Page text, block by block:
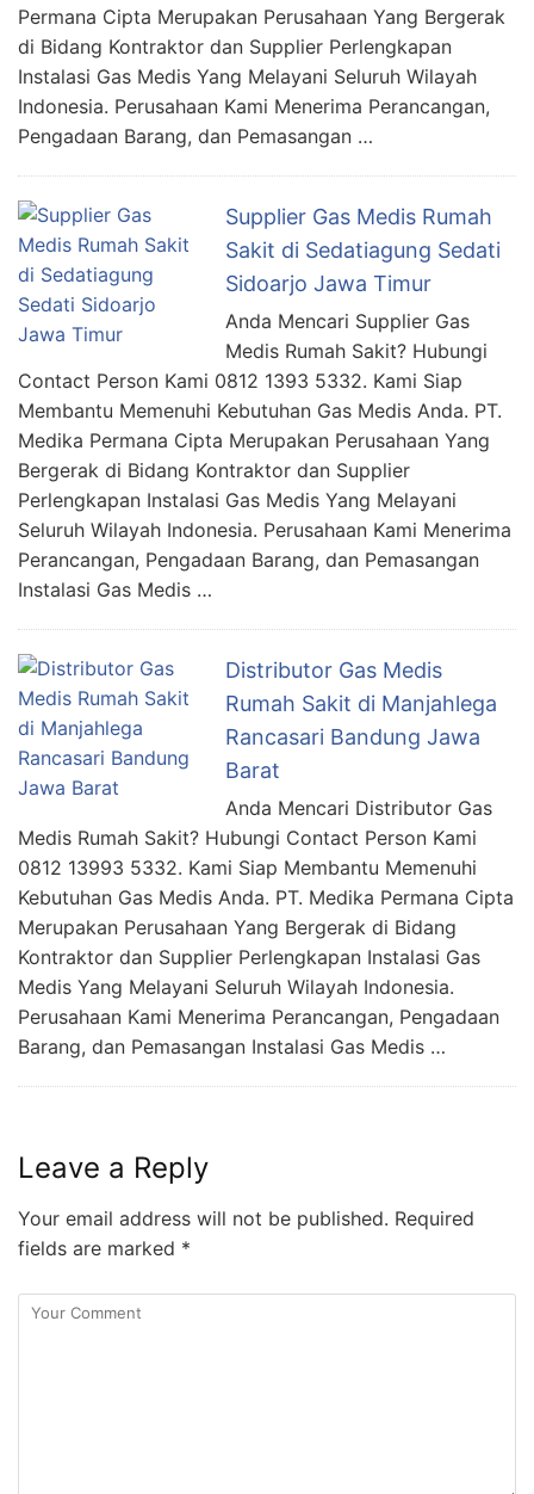
Permana Cipta Merupakan Perusahaan Yang Bergerak
di Bidang Kontraktor dan Supplier Perlengkapan
Instalasi Gas Medis Yang Melayani Seluruh Wilayah
Indonesia. Perusahaan Kami Menerima Perancangan,
Pengadaan Barang, dan Pemasangan …
Supplier Gas Medis Rumah
Sakit di Sedatiagung Sedati
Sidoarjo Jawa Timur
Anda Mencari Supplier Gas
Medis Rumah Sakit? Hubungi
Contact Person Kami 0812 1393 5332. Kami Siap
Membantu Memenuhi Kebutuhan Gas Medis Anda. PT.
Medika Permana Cipta Merupakan Perusahaan Yang
Bergerak di Bidang Kontraktor dan Supplier
Perlengkapan Instalasi Gas Medis Yang Melayani
Seluruh Wilayah Indonesia. Perusahaan Kami Menerima
Perancangan, Pengadaan Barang, dan Pemasangan
Instalasi Gas Medis …
Distributor Gas Medis
Rumah Sakit di Manjahlega
Rancasari Bandung Jawa
Barat
Anda Mencari Distributor Gas
Medis Rumah Sakit? Hubungi Contact Person Kami
0812 13993 5332. Kami Siap Membantu Memenuhi
Kebutuhan Gas Medis Anda. PT. Medika Permana Cipta
Merupakan Perusahaan Yang Bergerak di Bidang
Kontraktor dan Supplier Perlengkapan Instalasi Gas
Medis Yang Melayani Seluruh Wilayah Indonesia.
Perusahaan Kami Menerima Perancangan, Pengadaan
Barang, dan Pemasangan Instalasi Gas Medis …
Leave a Reply
Your email address will not be published. Required
fields are marked *